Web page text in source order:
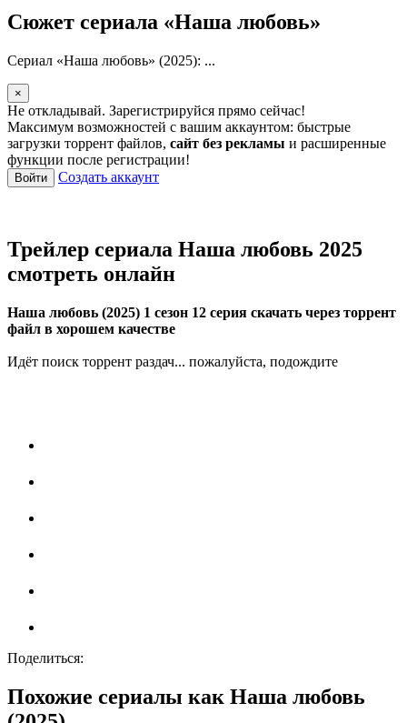
Сюжет сериала «Наша любовь»
Сериал «Наша любовь» (2025): ...
×
Не откладывай. Зарегистрируйся прямо сейчас!
Максимум возможностей с вашим аккаунтом: быстрые
загрузки торрент файлов, сайт без рекламы и расширенные
функции после регистрации!
Войти Создать аккаунт
Трейлер сериала Наша любовь 2025
смотреть онлайн
Наша любовь (2025) 1 сезон 12 серия скачать через торрент
файл в хорошем качестве
Идёт поиск торрент раздач... пожалуйста, подождите
Поделиться:
Похожие сериалы как Наша любовь